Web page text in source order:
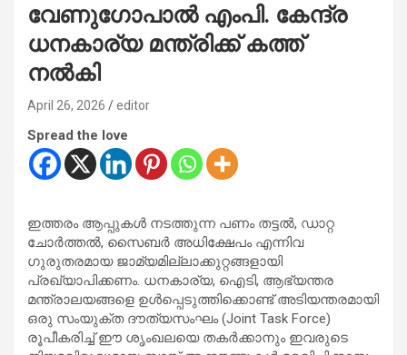
വേണുഗോപാൽ എംപി. കേന്ദ്ര
ധനകാര്യ മന്ത്രിക്ക് കത്ത്
നൽകി
April 26, 2026 editor
Spread the love
ഇത്തരം ആപ്പുകൾ നടത്തുന്ന പണം തട്ടൽ, ഡാറ്റ
ചോർത്തൽ, സൈബർ അധിക്ഷേപം എന്നിവ
ഗുരുതരമായ ജാമ്യമില്ലാക്കുറ്റങ്ങളായി
പ്രഖ്യാപിക്കണം. ധനകാര്യ, ഐടി, ആഭ്യന്തര
മന്ത്രാലയങ്ങളെ ഉൾപ്പെടുത്തിക്കൊണ്ട് അടിയന്തരമായി
ഒരു സംയുക്ത ദൗത്യസംഘം (Joint Task Force)
രൂപീകരിച്ച് ഈ ശൃംഖലയെ തകർക്കാനും ഇവരുടെ